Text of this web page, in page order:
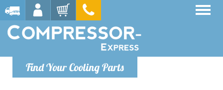
Find Your Cooling Parts